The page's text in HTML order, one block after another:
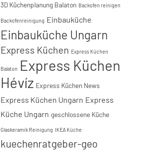
3D Küchenplanung Balaton Backofen reinigen
Backofenreinigung Einbauküche
Einbauküche Ungarn
Express Küchen Express Küchen
Balaton Express Küchen
Hévíz Express Küchen News
Express Küchen Ungarn Express
Küche Ungarn geschlossene Küche
Glaskeramik Reinigung IKEA Küche
kuechenratgeber-geo